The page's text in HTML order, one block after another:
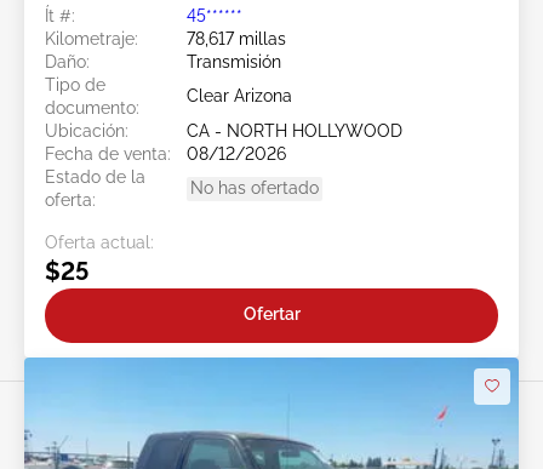
Ít #:
45******
Kilometraje:
78,617 millas
Daño:
Transmisión
Tipo de
documento:
Clear Arizona
Ubicación:
CA - NORTH HOLLYWOOD
Fecha de venta:
08/12/2026
Estado de la
oferta:
No has ofertado
Oferta actual:
$25
Ofertar